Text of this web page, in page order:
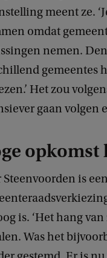
meent ze.
omdat
nemen.
gemeentes
Het zou
gaan volgen
opkomst
Steenvoorden is
is. ‘Het hang
Was het